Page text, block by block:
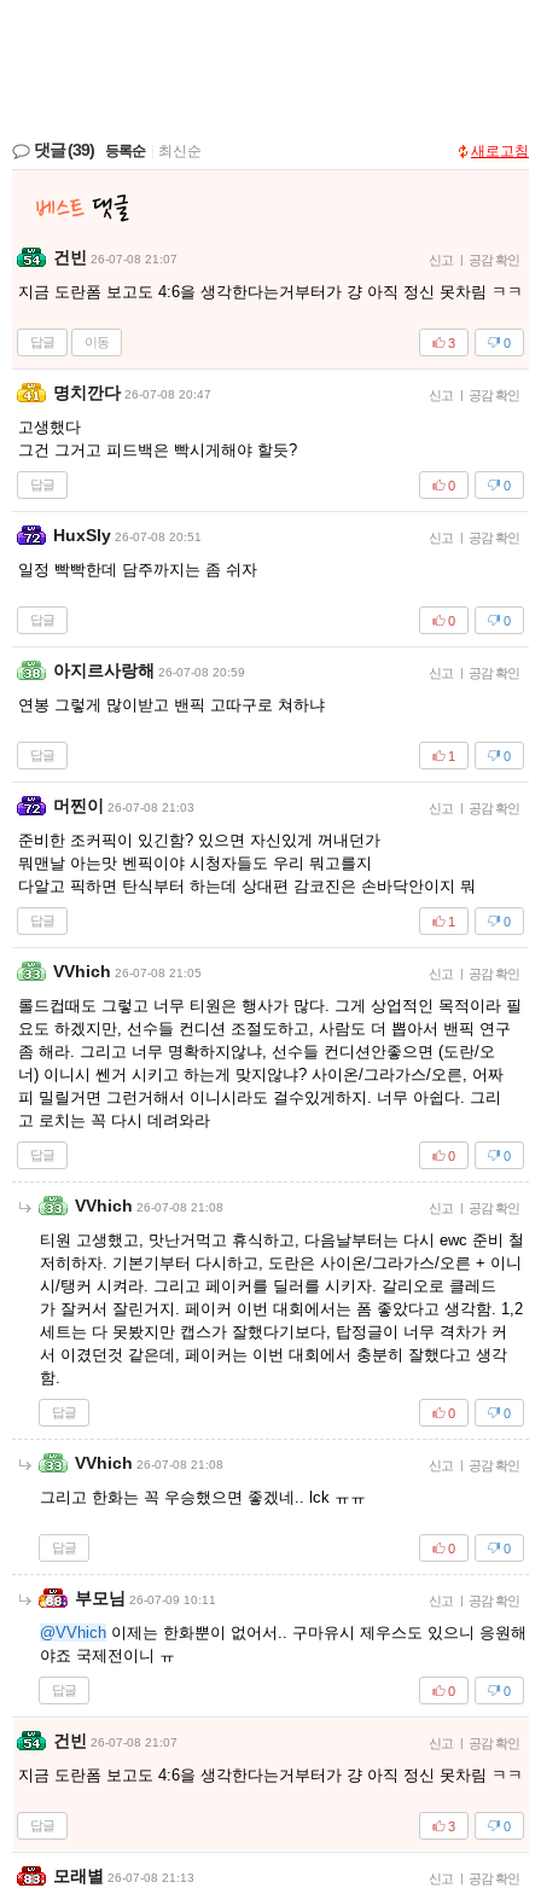
댓글(39) 등록순 최신순 새로고침
건빈 26-07-08 21:07 신고 공감 확인
지금 도란폼 보고도 4:6을 생각한다는거부터가 걍 아직 정신 못차림 ㅋㅋ
답글 이동 0
3
명치깐다 26-07-08 20:47 신고 공감 확인
고생했다
그건 그거고 피드백은 빡시게해야 할듯?
답글 0
0
HuxSly 26-07-08 20:51 신고 공감 확인
일정 빡빡한데 담주까지는 좀 쉬자
답글 0
0
아지르사랑해 26-07-08 20:59 신고 공감 확인
연봉 그렇게 많이받고 밴픽 고따구로 쳐하냐
답글 0
1
머찐이 26-07-08 21:03 신고 공감 확인
준비한 조커픽이 있긴함? 있으면 자신있게 꺼내던가
뭐맨날 아는맛 벤픽이야 시청자들도 우리 뭐고를지
다알고 픽하면 탄식부터 하는데 상대편 감코진은 손바닥안이지 뭐
답글 0
1
VVhich 26-07-08 21:05 신고 공감 확인
롤드컵때도 그렇고 너무 티원은 행사가 많다. 그게 상업적인 목적이라 필
요도 하겠지만, 선수들 컨디션 조절도하고, 사람도 더 뽑아서 밴픽 연구
좀 해라. 그리고 너무 명확하지않냐, 선수들 컨디션안좋으면 (도란/오
너) 이니시 쎈거 시키고 하는게 맞지않냐? 사이온/그라가스/오른, 어짜
피 밀릴거면 그런거해서 이니시라도 걸수있게하지. 너무 아쉽다. 그리
고 로치는 꼭 다시 데려와라
답글 0
0
VVhich 26-07-08 21:08 신고 공감 확인
티원 고생했고, 맛난거먹고 휴식하고, 다음날부터는 다시 ewc 준비 철
저히하자. 기본기부터 다시하고, 도란은 사이온/그라가스/오른 + 이니
시/탱커 시켜라. 그리고 페이커를 딜러를 시키자. 갈리오로 클레드
가 잘커서 잘린거지. 페이커 이번 대회에서는 폼 좋았다고 생각함. 1,2
세트는 다 못봤지만 캡스가 잘했다기보다, 탑정글이 너무 격차가 커
서 이겼던것 같은데, 페이커는 이번 대회에서 충분히 잘했다고 생각
함.
답글 0
0
VVhich 26-07-08 21:08 신고 공감 확인
그리고 한화는 꼭 우승했으면 좋겠네.. lck ㅠㅠ
답글 0
0
부모님 26-07-09 10:11 신고 공감 확인
@VVhich 이제는 한화뿐이 없어서.. 구마유시 제우스도 있으니 응원해
야죠 국제전이니 ㅠ
답글 0
0
건빈 26-07-08 21:07 신고 공감 확인
지금 도란폼 보고도 4:6을 생각한다는거부터가 걍 아직 정신 못차림 ㅋㅋ
답글 0
3
모래별 26-07-08 21:13 신고 공감 확인